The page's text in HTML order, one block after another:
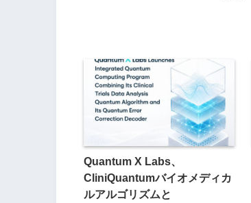
Quantum X Labs、
CliniQuantumバイオメディカ
ルアルゴリズムと